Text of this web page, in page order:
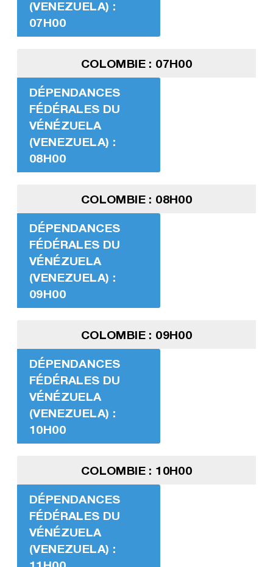
(VENEZUELA) :
07H00
COLOMBIE : 07H00
DÉPENDANCES
FÉDÉRALES DU
VÉNÉZUELA
(VENEZUELA) :
08H00
COLOMBIE : 08H00
DÉPENDANCES
FÉDÉRALES DU
VÉNÉZUELA
(VENEZUELA) :
09H00
COLOMBIE : 09H00
DÉPENDANCES
FÉDÉRALES DU
VÉNÉZUELA
(VENEZUELA) :
10H00
COLOMBIE : 10H00
DÉPENDANCES
FÉDÉRALES DU
VÉNÉZUELA
(VENEZUELA) :